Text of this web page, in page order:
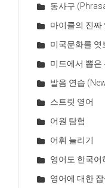
동사구
마이클의 진짜
미국문화를 엿
미드에서 뽑은
발음 연습
스트릿 영어
어원 탐험
어휘 늘리기
영어도 한국어
영어에 대한